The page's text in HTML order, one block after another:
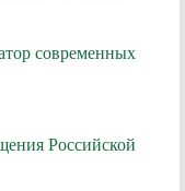
современных
Российской